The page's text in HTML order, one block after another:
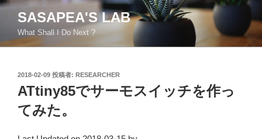
コ
ン
SASAPEA'S LAB
What Shall I Do Next ?
投
稿
日:
2018-02-09 投稿者: RESEARCHER
ATtiny85でサーモスイッチを作っ
てみた。